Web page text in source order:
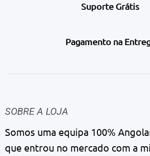
Suporte Grátis
Pagamento na
SOBRE A LOJA
Somos uma equipa 100%
que entrou no mercado com a